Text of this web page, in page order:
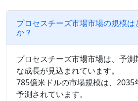
プロセスチーズ市場市場の規模は
か？
プロセスチーズ市場市場は、予
な成長が見込まれています。
785億米ドルの市場規模は、2035
予測されています。